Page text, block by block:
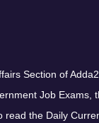
Section of
Job Exams,
read the Daily